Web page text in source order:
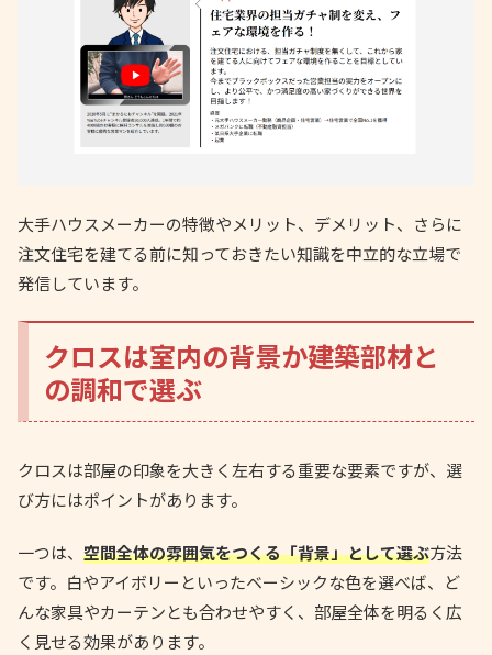
大手ハウスメーカーの特徴やメリット、デメリット、さらに
注文住宅を建てる前に知っておきたい知識を中立的な立場で
発信しています。
クロスは室内の背景か建築部材と
の調和で選ぶ
クロスは部屋の印象を大きく左右する重要な要素ですが、選
び方にはポイントがあります。
一つは、 空間全体の雰囲気をつくる「背景」として選ぶ方法
です。白やアイボリーといったベーシックな色を選べば、ど
んな家具やカーテンとも合わせやすく、部屋全体を明るく広
く見せる効果があります。